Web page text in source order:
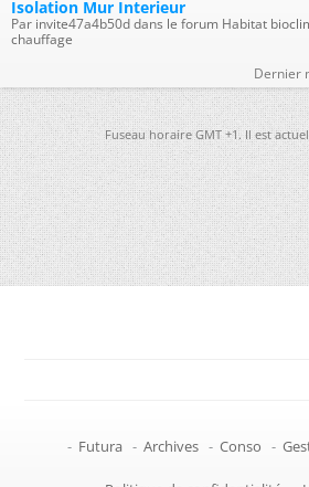
Isolation Mur Interieur
Par invite47a4b50d dans le forum Habitat
chauffage
Dernier
Fuseau horaire GMT +1. Il est
- Futura - Archives - Conso -